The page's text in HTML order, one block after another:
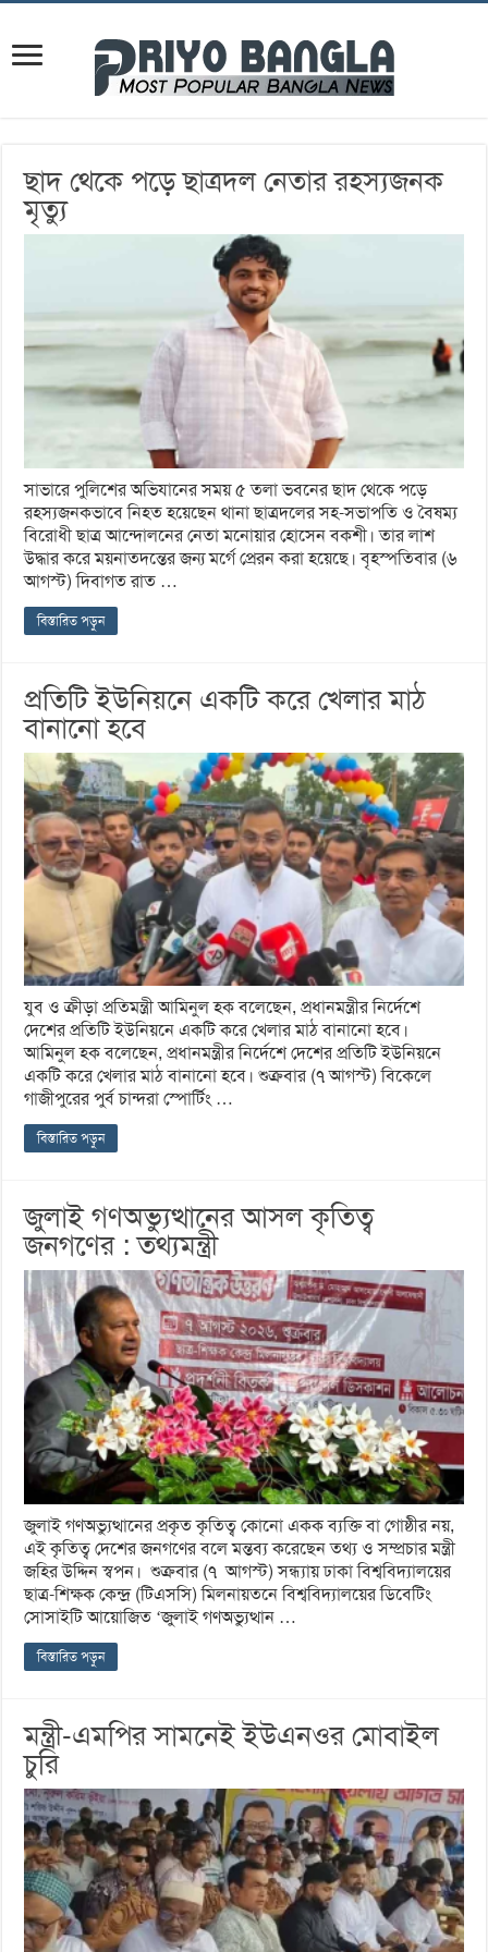
ছাদ থেকে পড়ে ছাত্রদল নেতার রহস্যজনক
মৃত্যু
সাভারে পুলিশের অভিযানের সময় ৫ তলা ভবনের ছাদ থেকে পড়ে
রহস্যজনকভাবে নিহত হয়েছেন থানা ছাত্রদলের সহ-সভাপতি ও বৈষম্য
বিরোধী ছাত্র আন্দোলনের নেতা মনোয়ার হোসেন বকশী। তার লাশ
উদ্ধার করে ময়নাতদন্তের জন্য মর্গে প্রেরন করা হয়েছে। বৃহস্পতিবার (৬
আগস্ট) দিবাগত রাত …
বিস্তারিত পড়ুন
প্রতিটি ইউনিয়নে একটি করে খেলার মাঠ
বানানো হবে
যুব ও ক্রীড়া প্রতিমন্ত্রী আমিনুল হক বলেছেন, প্রধানমন্ত্রীর নির্দেশে
দেশের প্রতিটি ইউনিয়নে একটি করে খেলার মাঠ বানানো হবে।
আমিনুল হক বলেছেন, প্রধানমন্ত্রীর নির্দেশে দেশের প্রতিটি ইউনিয়নে
একটি করে খেলার মাঠ বানানো হবে। শুক্রবার (৭ আগস্ট) বিকেলে
গাজীপুরের পুর্ব চান্দরা স্পোর্টিং …
বিস্তারিত পড়ুন
জুলাই গণঅভ্যুত্থানের আসল কৃতিত্ব
জনগণের : তথ্যমন্ত্রী
জুলাই গণঅভ্যুত্থানের প্রকৃত কৃতিত্ব কোনো একক ব্যক্তি বা গোষ্ঠীর নয়,
এই কৃতিত্ব দেশের জনগণের বলে মন্তব্য করেছেন তথ্য ও সম্প্রচার মন্ত্রী
জহির উদ্দিন স্বপন। শুক্রবার (৭ আগস্ট) সন্ধ্যায় ঢাকা বিশ্ববিদ্যালয়ের
ছাত্র-শিক্ষক কেন্দ্র (টিএসসি) মিলনায়তনে বিশ্ববিদ্যালয়ের ডিবেটিং
সোসাইটি আয়োজিত ‘জুলাই গণঅভ্যুত্থান …
বিস্তারিত পড়ুন
মন্ত্রী-এমপির সামনেই ইউএনওর মোবাইল
চুরি